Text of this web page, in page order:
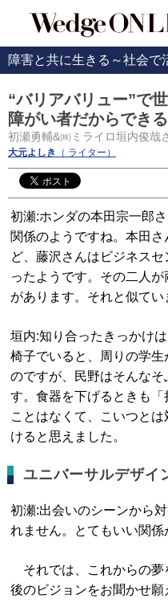
障害と共に生きる～社会で
“バリアバリュー”で
障がい者だからでき
初瀬勇輔&㈱ミライロ垣内俊哉
大元よしき （ ライター）
初瀬:ホンダの本田宗一郎
関係のようですね。本田
ど、藤沢さんはビジネス
ったようです。その二人
があります。それと似てい
垣内:知り合ったきっかけ
椅子でいると、周りの学
のですが、民野はそんな
す。食器を下げるときも
ことはなくて、こいつと
けると思えました。
ユニバーサルデザイ
初瀬:出会いのシーンから
れません。とてもいい関係
それでは、これからの夢
後のビジョンをお聞かせ願